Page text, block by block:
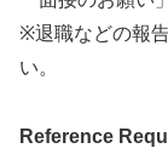
※退職などの報
い。
Reference